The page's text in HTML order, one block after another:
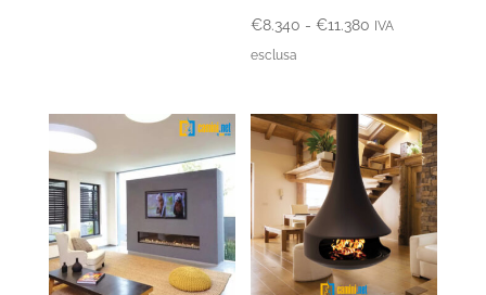
€8.340 - €11.380 Fascia
€8.340
a
€11.380
IVA
esclusa